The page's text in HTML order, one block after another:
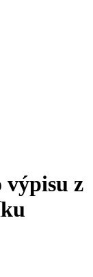
výpisu z